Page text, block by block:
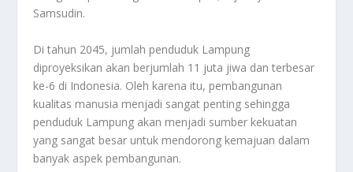
Samsudin.
Di tahun 2045, jumlah penduduk Lampung
diproyeksikan akan berjumlah 11 juta jiwa dan terbesar
ke-6 di Indonesia. Oleh karena itu, pembangunan
kualitas manusia menjadi sangat penting sehingga
penduduk Lampung akan menjadi sumber kekuatan
yang sangat besar untuk mendorong kemajuan dalam
banyak aspek pembangunan.